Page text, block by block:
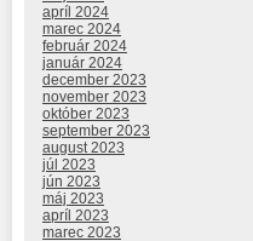
apríl 2024
marec 2024
február 2024
január 2024
december 2023
november 2023
október 2023
september 2023
august 2023
júl 2023
jún 2023
máj 2023
apríl 2023
marec 2023